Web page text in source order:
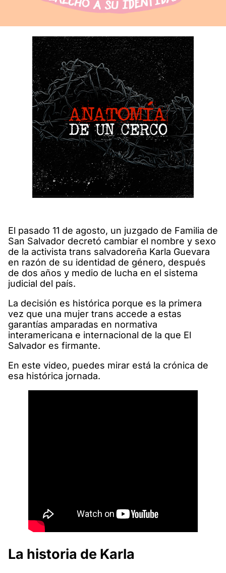
El pasado 11 de agosto, un juzgado de Familia de
San Salvador decretó cambiar el nombre y sexo
de la activista trans salvadoreña Karla Guevara
en razón de su identidad de género, después
de dos años y medio de lucha en el sistema
judicial del país.
La decisión es histórica porque es la primera
vez que una mujer trans accede a estas
garantías amparadas en normativa
interamericana e internacional de la que El
Salvador es firmante.
En este video, puedes mirar está la crónica de
esa histórica jornada.
La historia de Karla